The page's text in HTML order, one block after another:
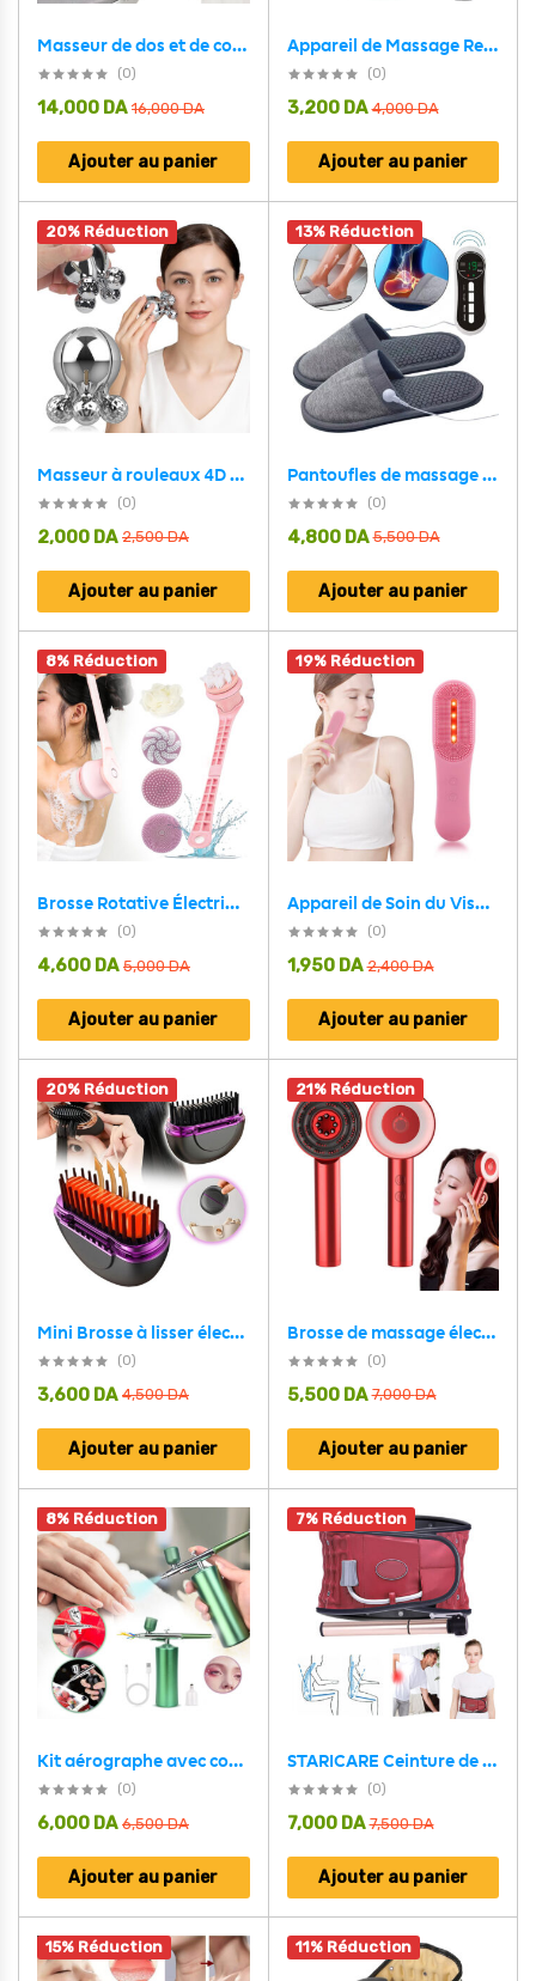
Masseur de dos et de cou sans fil avec avec infrarouge et chaleur – جهاز تدليك إحترافي بخاصية التسخين
(0)
16,000DA
14,000 DA
Ajouter au panier
Appareil de Massage Rechargeable Portatif avec 5 Têtes Interchangeables – جهاز تدليك محمول قابل للتثبيت
(0)
4,000DA
3,200 DA
Ajouter au panier
20% Réduction
Masseur à rouleaux 4D pour le visage et le corps rotatif à 360 degrés – أداة تدليك يدوية
(0)
2,500DA
2,000 DA
Ajouter au panier
13% Réduction
Pantoufles de massage USB pour thérapie électrique à impulsions
(0)
5,500DA
4,800 DA
Ajouter au panier
8% Réduction
Brosse Rotative Électrique Rechargeable pour le Corps et la Douche – فرشاة تنظيف الجسم مقاومة للماء
(0)
5,000DA
4,600 DA
Ajouter au panier
19% Réduction
Appareil de Soin du Visage en Silicone nettoie les pores et les points noirs – فرشاة تنظيف الوجه بخاصية الإهتزاز
(0)
2,400DA
1,950 DA
Ajouter au panier
20% Réduction
Mini Brosse à lisser électrique sans fil avec 3 réglages de chaleur – مشط حراري حجم صغير ومحمول
(0)
4,500DA
3,600 DA
Ajouter au panier
21% Réduction
Brosse de massage électrique et applicateur d’huile pour cuir chevelu – فرشاة العناية بفروة الرأس
(0)
7,000DA
5,500 DA
Ajouter au panier
8% Réduction
Kit aérographe avec compresseur intégré rechargeable pour nail arts et décoration – جهاز رسم وتزيين
(0)
6,500DA
6,000 DA
Ajouter au panier
7% Réduction
STARICARE Ceinture de décompression Gonflable avec 28 colonnes d’air et pompe- حزام شد الظهر قابل للنفخ
(0)
7,500DA
7,000 DA
Ajouter au panier
15% Réduction 11% Réduction